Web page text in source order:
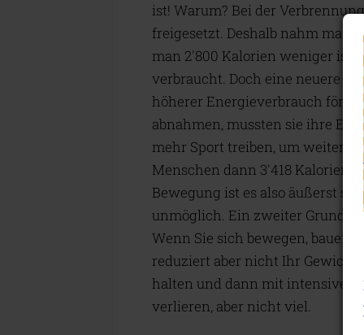
ist! Warum? Bei der
freigesetzt. Deshalb nahm man
man 2'800 Kalorien weniger
verbraucht. Doch eine neuere
höherer Energieverbrauch
abnahmen, mussten sie ihre
mehr Sport treiben, um
Menschen dann 3'418 Kalorien
Bewegung ist es also äußerst
unmöglich. Ein zweiter Grund
Wenn Sie sich bewegen, bauen
reduziert aber nicht Ihr
halten und dann mit intensiver
verlieren, aber nicht viel.